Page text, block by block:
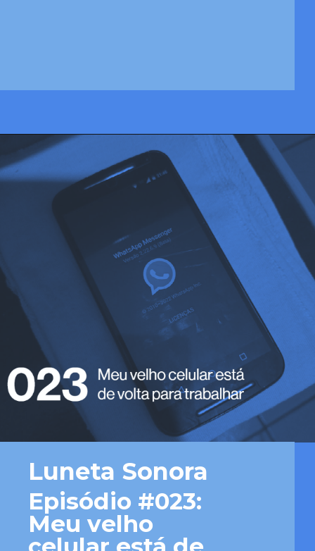
Opening
Luneta Sonora
Episódio #023:
Meu velho